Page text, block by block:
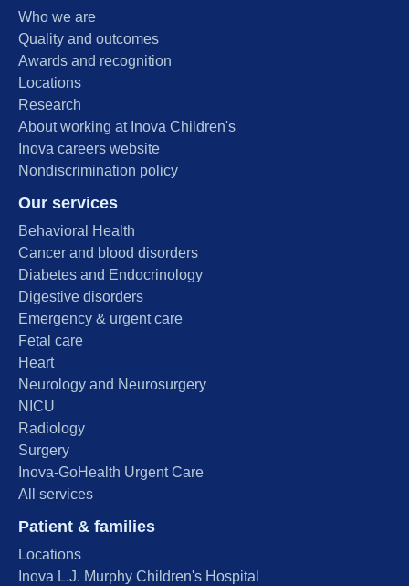
Who we are
Quality and outcomes
Awards and recognition
Locations
Research
About working at Inova Children's
Inova careers website
Nondiscrimination policy
Our services
Behavioral Health
Cancer and blood disorders
Diabetes and Endocrinology
Digestive disorders
Emergency & urgent care
Fetal care
Heart
Neurology and Neurosurgery
NICU
Radiology
Surgery
Inova-GoHealth Urgent Care
All services
Patient & families
Locations
Inova L.J. Murphy Children's Hospital